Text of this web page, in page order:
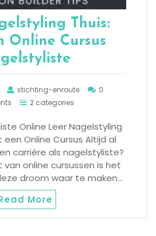
Thuis:
Online Cursus
stichting-enroute
0
2 categories
Online Leer Nagelstyling
Online Cursus Altijd al
carrière als nagelstyliste?
online cursussen is het
droom waar te maken…
More